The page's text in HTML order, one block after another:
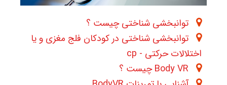
توانبخشی شناختی چیست ؟
توانبخشی شناختی در کودکان فلج مغزی و یا
اختلالات حرکتی - cp
Body VR چیست ؟